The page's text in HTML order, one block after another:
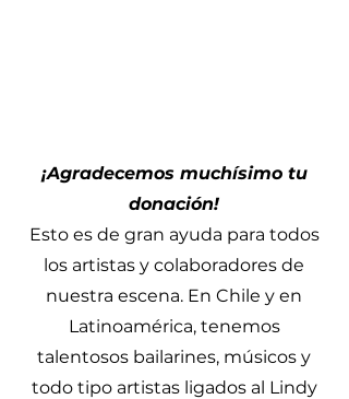
¡Agradecemos muchísimo tu
donación!
Esto es de gran ayuda para todos
los artistas y colaboradores de
nuestra escena. En Chile y en
Latinoamérica, tenemos
talentosos bailarines, músicos y
todo tipo artistas ligados al Lindy